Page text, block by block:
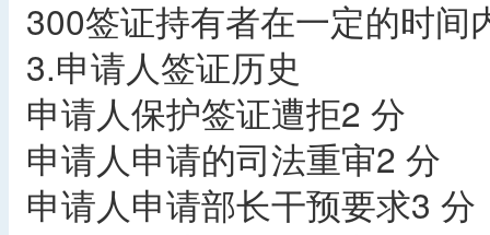
300签证持有者在一定的时
3.申请人签证历史
申请人保护签证遭拒2 分
申请人申请的司法重审2 分
申请人申请部长干预要求3 分